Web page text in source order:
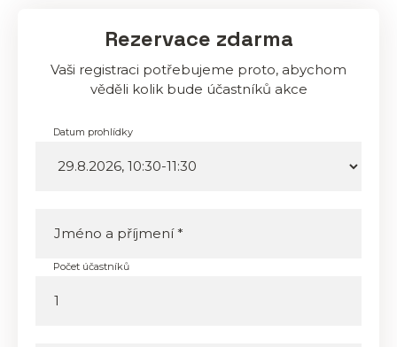
Rezervace zdarma
Vaši registraci potřebujeme proto, abychom
věděli kolik bude účastníků akce
Datum prohlídky
Počet účastníků